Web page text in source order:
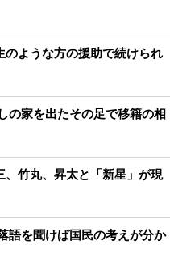
のような方の援助で続けられ
の家を出たその足で移籍の相
、竹丸、昇太と「新星」が現
語を聞けば国民の考えが分か